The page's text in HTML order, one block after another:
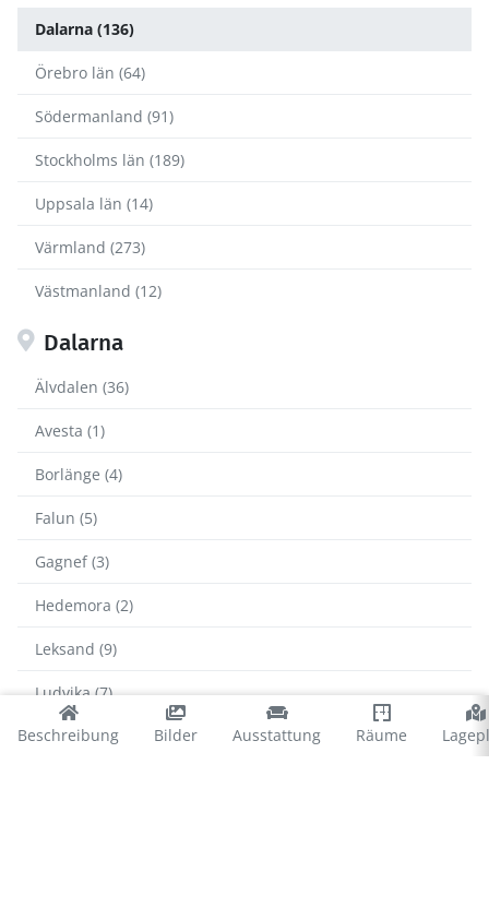
Beschreibung Bilder Ausstattung Räume
Dalarna (136)
Örebro län (64)
Södermanland (91)
Stockholms län (189)
Uppsala län (14)
Värmland (273)
Västmanland (12)
Dalarna
Älvdalen (36)
Avesta (1)
Borlänge (4)
Falun (5)
Gagnef (3)
Hedemora (2)
Leksand (9)
Ludvika (7)
Malung-Sälen (58)